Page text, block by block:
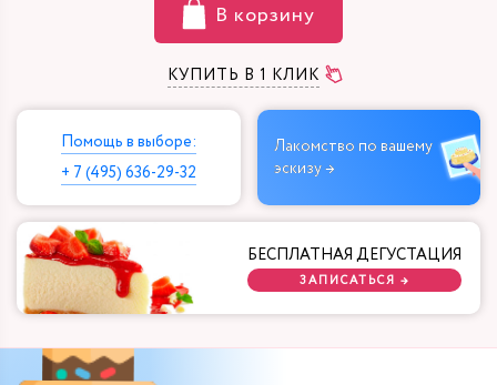
В корзину
КУПИТЬ В 1 КЛИК
Помощь в выборе:
+ 7 (495) 636-29-32
Лакомство по вашему
эскизу →
БЕСПЛАТНАЯ ДЕГУСТАЦИЯ
ЗАПИСАТЬСЯ →